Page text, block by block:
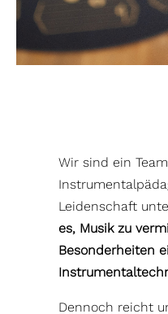
Wir sind ein
Leidenschaft
es, Musik zu
Besonderheiten
Dennoch reicht